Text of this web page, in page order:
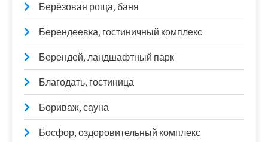
Берёзовая роща, баня
Берендеевка, гостиничный комплекс
Берендей, ландшафтный парк
Благодать, гостиница
Бориваж, сауна
Босфор, оздоровительный комплекс